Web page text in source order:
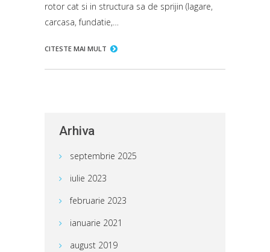
rotor cat si in structura sa de sprijin (lagare,
carcasa, fundatie,…
CITESTE MAI MULT
Arhiva
septembrie 2025
iulie 2023
februarie 2023
ianuarie 2021
august 2019